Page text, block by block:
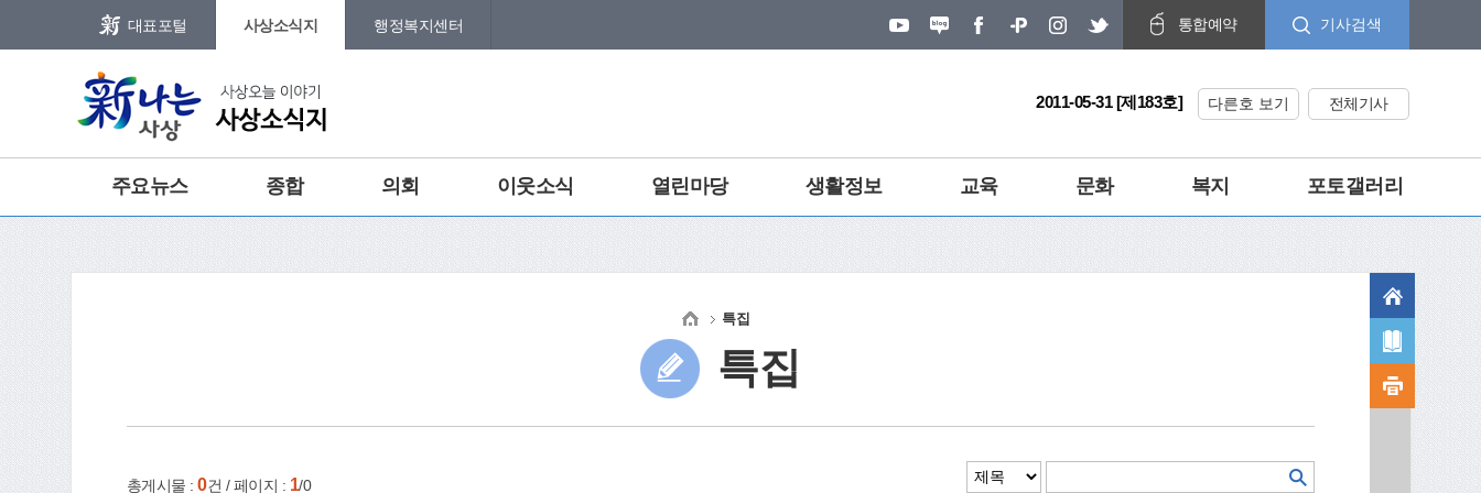
메인메뉴 바로가기
대표포털 사상소식지 행정복지센터 통합예약 기사검색
2011-05-31 [제183호] 다른호 보기 전체기사
주요뉴스 종합 의회 이웃소식 열린마당 생활정보 교육 문화 복지 포토갤러리
특집
특집
총게시물 : 0건 / 페이지 : 1/0